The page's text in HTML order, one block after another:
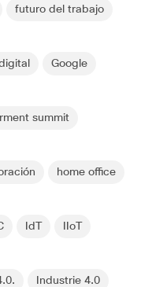
futuro del trabajo
Google
summit
home office
IdT IIoT
Industrie 4.0